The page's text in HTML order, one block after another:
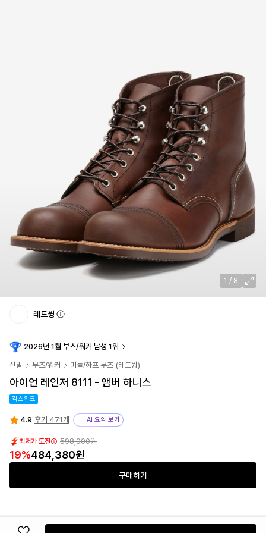
1 / 8
레드윙
2026년 1월 부츠/워커 남성 1위
신발 부츠/워커 미들/하프 부츠 (레드윙)
아이언 레인저 8111 - 앰버 하니스
킥스위크
4.9 후기 471개 AI 요약 보기
최저가 도전 598,000원
19%484,380원
구매하기